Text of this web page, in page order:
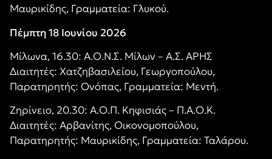
Μαυρικίδης, Γραμματεία: Γλυκού.
Πέμπτη 18 Ιουνίου 2026
Μίλωνα, 16.30: Α.Ο.Ν.Σ. Μίλων – Α.Σ. ΑΡΗΣ
Διαιτητές: Χατζηβασιλείου, Γεωργοπούλου,
Παρατηρητής: Ονόπας, Γραμματεία: Μεντή.
Ζηρίνειο, 20.30: Α.Ο.Π. Κηφισιάς – Π.Α.Ο.Κ.
Διαιτητές: Αρβανίτης, Οικονομοπούλου,
Παρατηρητής: Μαυρικίδης, Γραμματεία: Ταλάρου.